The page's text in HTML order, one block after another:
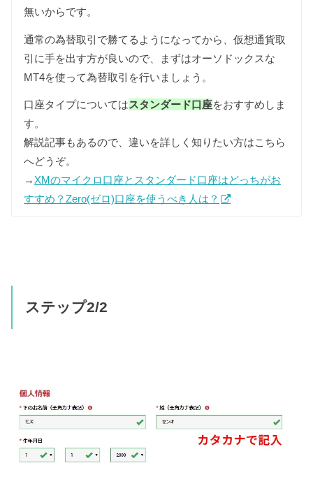
無いからです。
通常の為替取引で勝てるようになってから、仮想通貨取
引に手を出す方が良いので、まずはオーソドックスな
MT4を使って為替取引を行いましょう。
口座タイプについてはスタンダード口座をおすすめしま
す。
解説記事もあるので、違いを詳しく知りたい方はこちら
へどうぞ。
→ XMのマイクロ口座とスタンダード口座はどっちがお
すすめ？Zero(ゼロ)口座を使うべき人は？
ステップ2/2